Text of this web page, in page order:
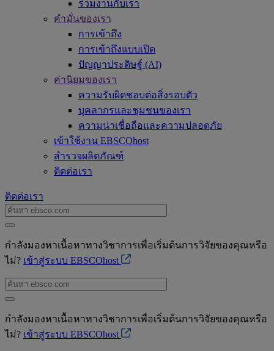
ร่วมงานกับเรา
คำมั่นของเรา
การเข้าถึง
การเข้าถึงแบบเปิด
ปัญญาประดิษฐ์ (AI)
ค่านิยมของเรา
ความรับผิดชอบต่อสิ่งรอบตัว
บุคลากรและชุมชนของเรา
ความน่าเชื่อถือและความปลอดภัย
เข้าใช้งาน EBSCOhost
สำรวจผลิตภัณฑ์
ติดต่อเรา
ติดต่อเรา
กำลังมองหาเนื้อหาทางวิชาการเพื่อเริ่มต้นการวิจัยของคุณหรือ
ไม่? เข้าสู่ระบบ EBSCOhost
กำลังมองหาเนื้อหาทางวิชาการเพื่อเริ่มต้นการวิจัยของคุณหรือ
ไม่? เข้าสู่ระบบ EBSCOhost